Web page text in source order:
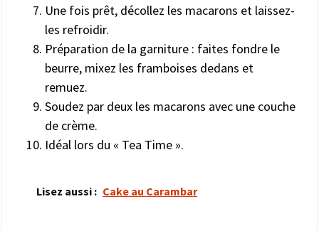
Une fois prêt, décollez les macarons et laissez-
les refroidir.
Préparation de la garniture : faites fondre le
beurre, mixez les framboises dedans et
remuez.
Soudez par deux les macarons avec une couche
de crème.
Idéal lors du « Tea Time ».
Lisez aussi : Cake au Carambar